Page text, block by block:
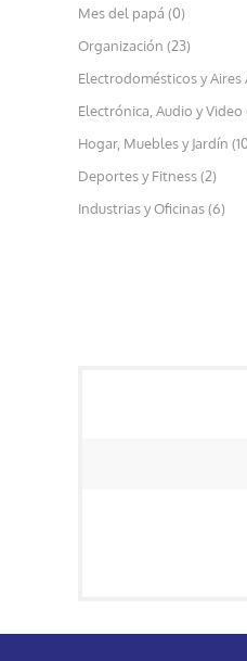
Mes del papá (0)
Organización (23)
Electrodomésticos y Aires
Electrónica, Audio y Video
Hogar, Muebles y Jardín
Deportes y Fitness (2)
Industrias y Oficinas (6)